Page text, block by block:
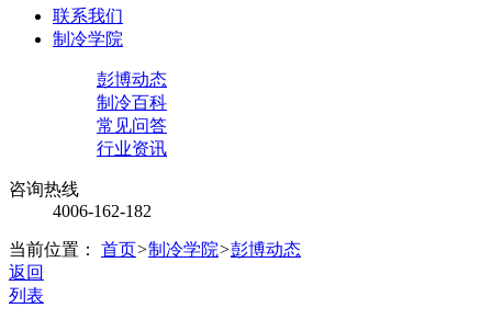
联系我们
制冷学院
彭博动态
制冷百科
常见问答
行业资讯
咨询热线
4006-162-182
当前位置： 首页>制冷学院>彭博动态
返回
列表